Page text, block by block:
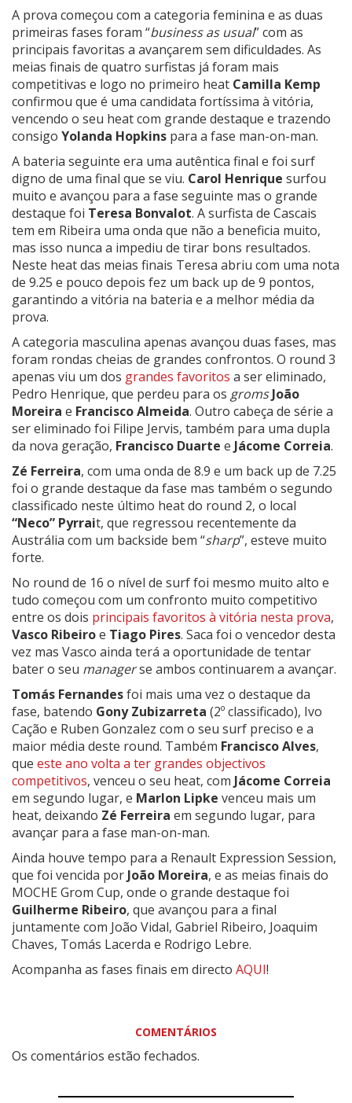
A prova começou com a categoria feminina e as duas
primeiras fases foram “business as usual” com as
principais favoritas a avançarem sem dificuldades. As
meias finais de quatro surfistas já foram mais
competitivas e logo no primeiro heat Camilla Kemp
confirmou que é uma candidata fortíssima à vitória,
vencendo o seu heat com grande destaque e trazendo
consigo Yolanda Hopkins para a fase man-on-man.
A bateria seguinte era uma autêntica final e foi surf
digno de uma final que se viu. Carol Henrique surfou
muito e avançou para a fase seguinte mas o grande
destaque foi Teresa Bonvalot. A surfista de Cascais
tem em Ribeira uma onda que não a beneficia muito,
mas isso nunca a impediu de tirar bons resultados.
Neste heat das meias finais Teresa abriu com uma nota
de 9.25 e pouco depois fez um back up de 9 pontos,
garantindo a vitória na bateria e a melhor média da
prova.
A categoria masculina apenas avançou duas fases, mas
foram rondas cheias de grandes confrontos. O round 3
apenas viu um dos grandes favoritos a ser eliminado,
Pedro Henrique, que perdeu para os groms João
Moreira e Francisco Almeida. Outro cabeça de série a
ser eliminado foi Filipe Jervis, também para uma dupla
da nova geração, Francisco Duarte e Jácome Correia.
Zé Ferreira, com uma onda de 8.9 e um back up de 7.25
foi o grande destaque da fase mas também o segundo
classificado neste último heat do round 2, o local
“Neco” Pyrrait, que regressou recentemente da
Austrália com um backside bem “sharp”, esteve muito
forte.
No round de 16 o nível de surf foi mesmo muito alto e
tudo começou com um confronto muito competitivo
entre os dois principais favoritos à vitória nesta prova,
Vasco Ribeiroe Tiago Pires. Saca foi o vencedor desta
vez mas Vasco ainda terá a oportunidade de tentar
bater o seu managerse ambos continuarem a avançar.
Tomás Fernandesfoi mais uma vez o destaque da
fase, batendo Gony Zubizarreta (2º classificado), Ivo
Cação e Ruben Gonzalez com o seu surf preciso e a
maior média deste round. Também Francisco Alves,
que este ano volta a ter grandes objectivos
competitivos, venceu o seu heat, com Jácome Correia
em segundo lugar, e Marlon Lipke venceu mais um
heat, deixando Zé Ferreira em segundo lugar, para
avançar para a fase man-on-man.
Ainda houve tempo para a Renault Expression Session,
que foi vencida por João Moreira, e as meias finais do
MOCHE Grom Cup, onde o grande destaque foi
Guilherme Ribeiro, que avançou para a final
juntamente com João Vidal, Gabriel Ribeiro, Joaquim
Chaves, Tomás Lacerda e Rodrigo Lebre.
Acompanha as fases finais em directo AQUI!
COMENTÁRIOS
Os comentários estão fechados.